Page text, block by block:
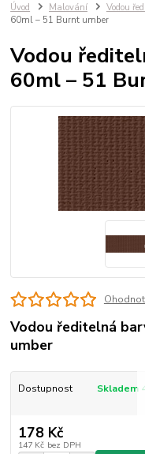
Úvod Malování Vodou
60ml – 51 Burnt umber
Vodou
60ml – 51
Vodou ředitelná
umber
Dostupnost Skladem
178 Kč
147 Kč bez DPH